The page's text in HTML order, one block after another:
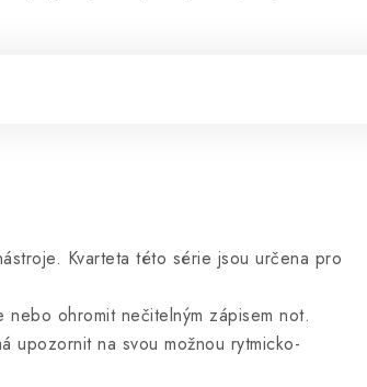
Kvarteta této série jsou určena pro
ohromit nečitelným zápisem not.
upozornit na svou možnou rytmicko-